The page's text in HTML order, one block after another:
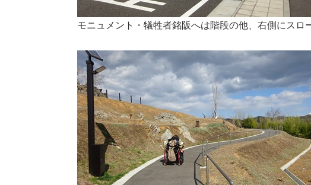
モニュメント・犠牲者銘阪へは階段の他、右側にスロ